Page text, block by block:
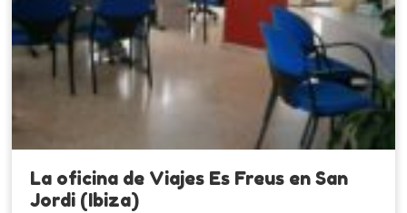
La oficina de Viajes Es Freus en San
Jordi (Ibiza)